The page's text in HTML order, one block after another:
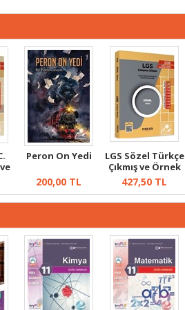
Peron On Yedi
200,00 TL
LGS Sözel Türkçe
Çıkmış ve Örnek
Sorular
427,50 TL